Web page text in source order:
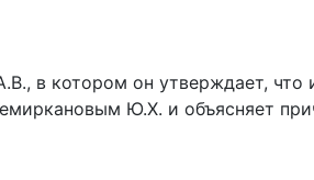
в котором он утверждает,
Ю.Х. и объясняет